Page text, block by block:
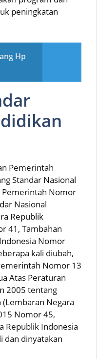
peningkatan
Hp
Pemerintah
Standar Nasional
Pemerintah Nomor
Nasional
Republik
41, Tambahan
Nomor
kali diubah,
Nomor 13
Atas Peraturan
2005 tentang
Negara
Nomor 45,
Republik Indonesia
dan dinyatakan